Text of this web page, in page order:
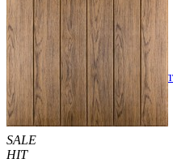
990 грн. 1390 грн.
Купити В закладки
SALE
HIT